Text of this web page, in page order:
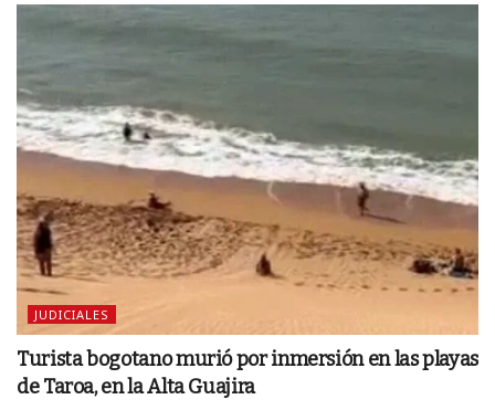
JUDICIALES
Turista bogotano murió por inmersión en las playas
de Taroa, en la Alta Guajira